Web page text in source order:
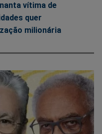
vítima de
quer
milionária